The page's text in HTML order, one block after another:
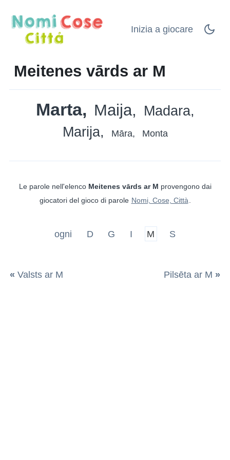
Inizia a giocare
Meitenes vārds ar M
Marta Maija
Madara
Marija
Māra Monta
Le parole nell'elenco Meitenes vārds ar M provengono dai
giocatori del gioco di parole Nomi, Cose, Città
ogni D G I M S
« Valsts ar M Pilsēta ar M »